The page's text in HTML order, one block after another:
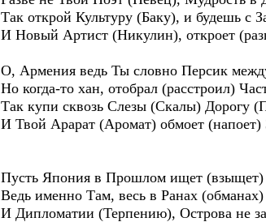
Так открой Культуру (Баку), и будешь с
И Новый Артист (Никулин), откроет
О, Армения ведь Ты словно Персик
Но когда-то хан, отобрал (расстроил)
Так купи сквозь Слезы (Скалы) Дорогу
И Твой Арарат (Аромат) обмоет
Пусть Япония в Прошлом ищет
Ведь именно Там, весь в Ранах
И Дипломатии (Терпению), Острова не